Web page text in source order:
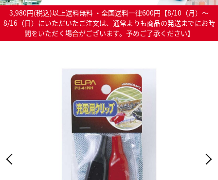
3,980円(税込)以上送料無料 ・全国送料一律600円【8/10（月）～
8/16（日）にいただいたご注文は、通常よりも商品の発送までにお時
間をいただく場合がございます。予めご了承ください】